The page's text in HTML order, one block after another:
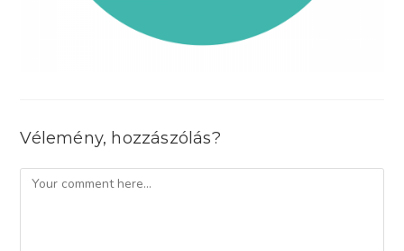
Vélemény, hozzászólás?
Comment